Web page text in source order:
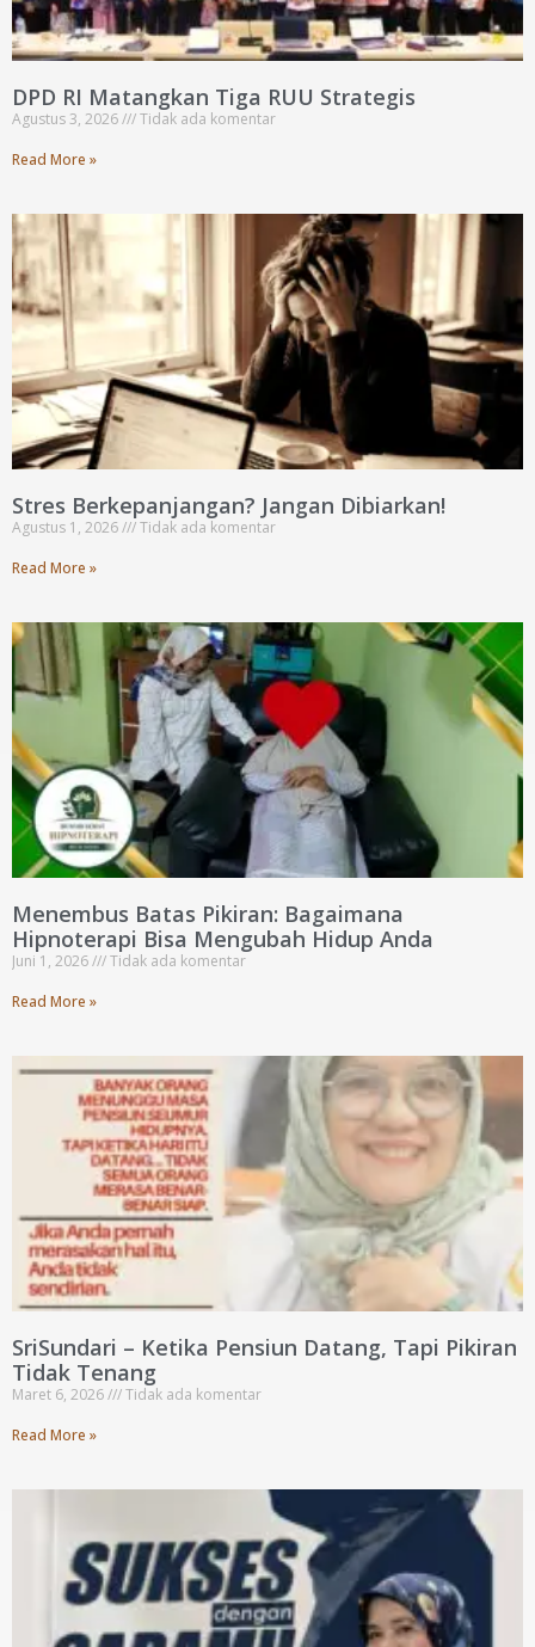
DPD RI Matangkan Tiga RUU Strategis
Agustus 3, 2026
Tidak ada komentar
Read More »
Stres Berkepanjangan? Jangan Dibiarkan!
Agustus 1, 2026
Tidak ada komentar
Read More »
Menembus Batas Pikiran: Bagaimana
Hipnoterapi Bisa Mengubah Hidup Anda
Juni 1, 2026
Tidak ada komentar
Read More »
SriSundari – Ketika Pensiun Datang, Tapi Pikiran
Tidak Tenang
Maret 6, 2026
Tidak ada komentar
Read More »